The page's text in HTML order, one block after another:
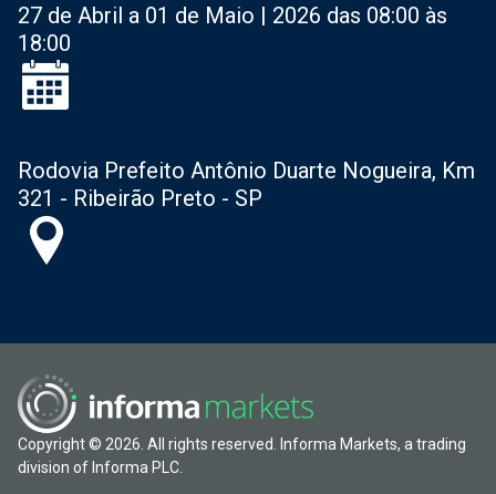
27 de Abril a 01 de Maio | 2026 das 08:00 às
18:00
Rodovia Prefeito Antônio Duarte Nogueira, Km
321 - Ribeirão Preto - SP
Copyright © 2026. All rights reserved. Informa Markets, a trading
division of Informa PLC.